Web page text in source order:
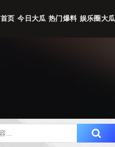
首页 今日大瓜 热门爆料 娱乐圈大瓜